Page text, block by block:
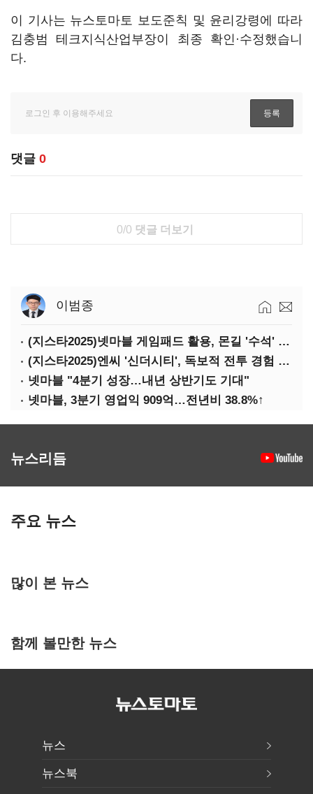
이 기사는 뉴스토마토 보도준칙 및 윤리강령에 따라
김충범 테크지식산업부장이 최종 확인·수정했습니
다.
댓글 0
0/0 댓글 더보기
이범종
(지스타2025)넷마블 게임패드 활용, 몬길 '수석' 7대죄 '차석'
(지스타2025)엔씨 '신더시티', 독보적 전투 경험 필요
넷마블 "4분기 성장…내년 상반기도 기대"
넷마블, 3분기 영업익 909억…전년비 38.8%↑
뉴스리듬
주요 뉴스
많이 본 뉴스
함께 볼만한 뉴스
뉴스
뉴스북